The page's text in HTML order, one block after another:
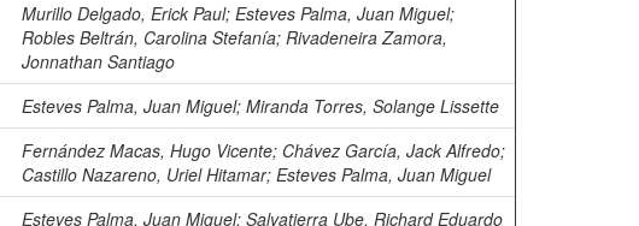
Murillo Delgado, Erick Paul; Esteves Palma, Juan Miguel;
Robles Beltrán, Carolina Stefanía; Rivadeneira Zamora,
Jonnathan Santiago
Esteves Palma, Juan Miguel; Miranda Torres, Solange Lissette
Fernández Macas, Hugo Vicente; Chávez García, Jack Alfredo;
Castillo Nazareno, Uriel Hitamar; Esteves Palma, Juan Miguel
Esteves Palma, Juan Miguel; Salvatierra Ube, Richard Eduardo